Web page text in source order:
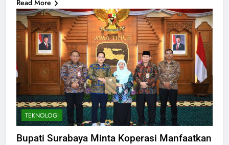
Read More
TEKNOLOGI
Bupati Surabaya Minta Koperasi Manfaatkan